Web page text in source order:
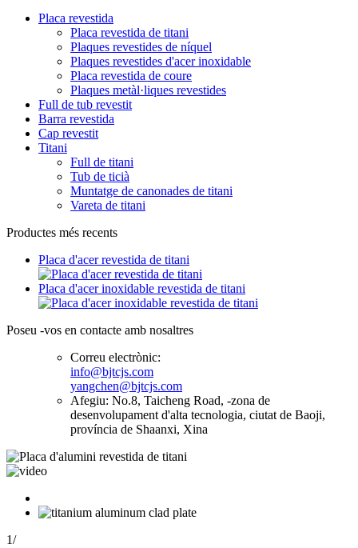
Placa revestida
Placa revestida de titani
Plaques revestides de níquel
Plaques revestides d'acer inoxidable
Placa revestida de coure
Plaques metàl·liques revestides
Full de tub revestit
Barra revestida
Cap revestit
Titani
Full de titani
Tub de ticià
Muntatge de canonades de titani
Vareta de titani
Productes més recents
Placa d'acer revestida de titani
Placa d'acer inoxidable revestida de titani
Poseu -vos en contacte amb nosaltres
Correu electrònic:
info@bjtcjs.com
yangchen@bjtcjs.com
Afegiu: No.8, Taicheng Road, -zona de
desenvolupament d'alta tecnologia, ciutat de Baoji,
província de Shaanxi, Xina
1/